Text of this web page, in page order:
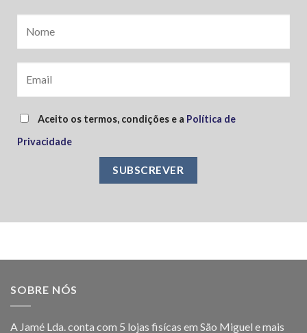
Aceito os termos, condições e a Política de
Privacidade
SOBRE NÓS
A Jamé Lda. conta com 5 lojas fisícas em São Miguel e mais